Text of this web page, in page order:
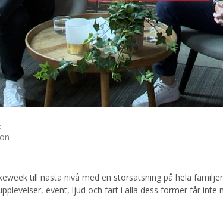
till nästa nivå med en storsatsning på hela
event, ljud och fart i alla dess former får inte